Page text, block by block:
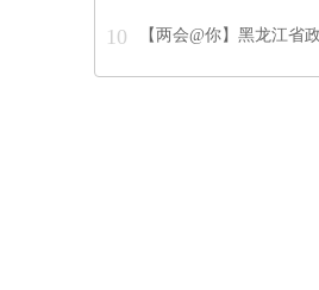
10 【两会@你】黑龙江